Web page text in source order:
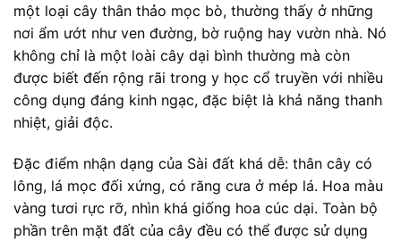
một loại cây thân thảo mọc bò, thường thấy ở những
nơi ẩm ướt như ven đường, bờ ruộng hay vườn nhà. Nó
không chỉ là một loài cây dại bình thường mà còn
được biết đến rộng rãi trong y học cổ truyền với nhiều
công dụng đáng kinh ngạc, đặc biệt là khả năng thanh
nhiệt, giải độc.
Đặc điểm nhận dạng của Sài đất khá dễ: thân cây có
lông, lá mọc đối xứng, có răng cưa ở mép lá. Hoa màu
vàng tươi rực rỡ, nhìn khá giống hoa cúc dại. Toàn bộ
phần trên mặt đất của cây đều có thể được sử dụng